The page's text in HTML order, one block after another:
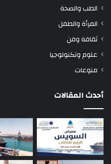
الطب والصحة
المرأة والطفل
ثقافة وفن
علوم وتكنولوجيا
منوعات
أحدث المقالات